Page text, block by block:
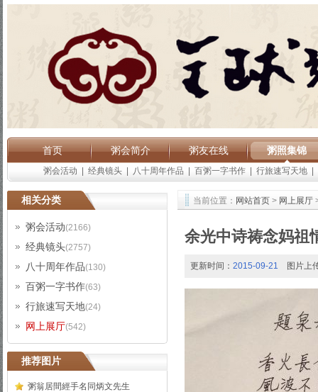
首页 粥会简介 粥友在线 粥照集锦
粥会活动 经典镜头 八十周年作品 百粥一字书作 行旅速写天地
相关分类
粥会活动(2166)
经典镜头(2757)
八十周年作品(130)
百粥一字书作(63)
行旅速写天地(24)
网上展厅(542)
推荐图片
粥翁居間經手名同炳文先生
当前位置： 网站首页 > 网上展厅
余光中诗祷念妈祖
更新时间： 2015-09-21 图片上